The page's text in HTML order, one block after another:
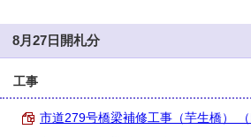
8月27日開札分
工事
市道279号橋梁補修工事（芋生橋） （